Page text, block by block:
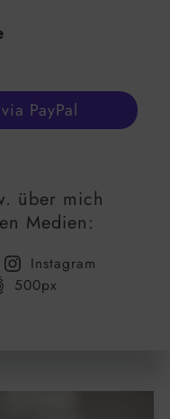
PayPal
über mich
Medien:
Instagram
500px